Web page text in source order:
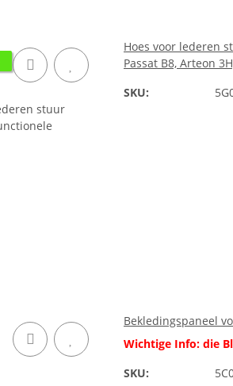
Hoes voor lederen
Passat B8, Arteon
SKU:
Bekledingspaneel
Wichtige Info: die
SKU: